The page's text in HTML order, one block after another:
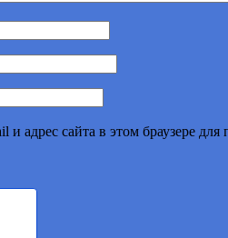
и адрес сайта в этом браузере